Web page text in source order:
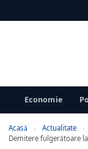
Economie
Acasă › Actualitate ›
Demitere fulgerătoare